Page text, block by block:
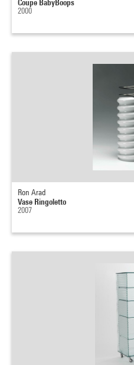
Coupe BabyBoops
2000
Ron Arad
Vase Ringoletto
2007